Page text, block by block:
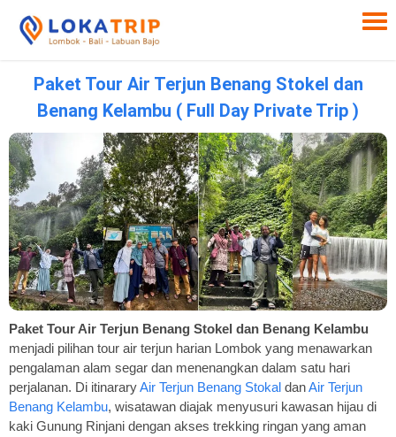
Paket Tour Air Terjun Benang Stokel dan
Benang Kelambu ( Full Day Private Trip )
Paket Tour Air Terjun Benang Stokel dan Benang Kelambu
menjadi pilihan tour air terjun harian Lombok yang menawarkan
pengalaman alam segar dan menenangkan dalam satu hari
perjalanan. Di itinararyAir Terjun Benang Stokal danAir Terjun
Benang Kelambu, wisatawan diajak menyusuri kawasan hijau di
kaki Gunung Rinjani dengan akses trekking ringan yang aman